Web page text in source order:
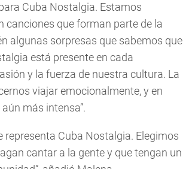
Cuba Nostalgia. Estamos
canciones que forman parte de la
algunas sorpresas que sabemos que
está presente en cada
y la fuerza de nuestra cultura. La
viajar emocionalmente, y en
más intensa”.
representa Cuba Nostalgia. Elegimos
cantar a la gente y que tengan un